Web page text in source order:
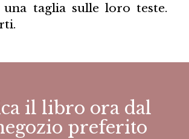
una taglia sulle loro teste.
il libro ora dal
preferito